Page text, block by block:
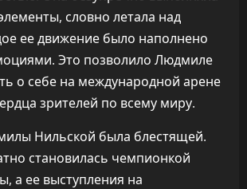
словно летала над
ее движение было наполнено
Это позволило Людмиле
о себе на международной арене
зрителей по всему миру.
Нильской была блестящей.
становилась чемпионкой
а ее выступления на